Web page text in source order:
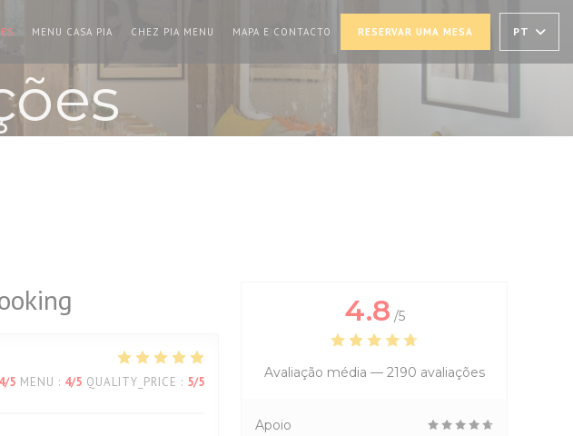
MENU CASA PIA ((ABRE NUMA NOVA JANELA))
CHEZ PIA MENU ((ABRE NUMA NOVA JANELA))
MAPA E CONTACTO RESERVAR UMA MESA PT
4/5 MENU : 4/5 QUALITY_PRICE : 5/5
4.8 /5
Avaliação média — 2190 avaliações
Apoio